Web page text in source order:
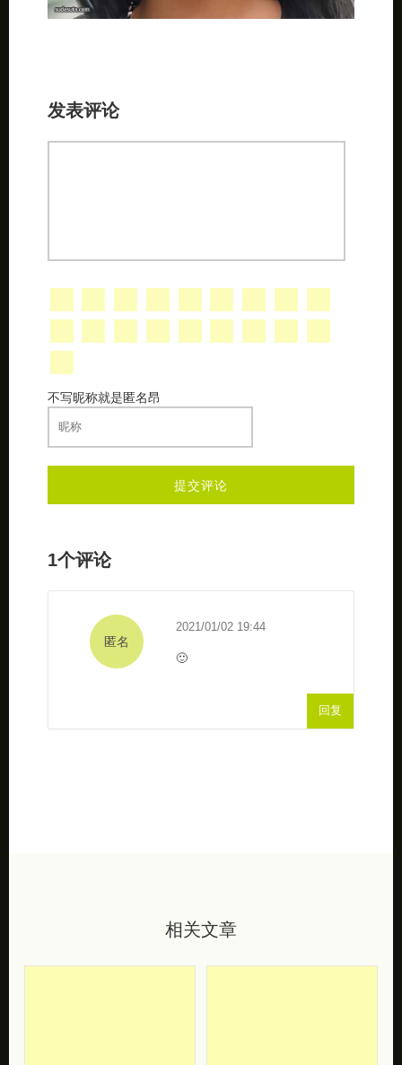
发表评论
不写昵称就是匿名昂
1个评论
匿名
2021/01/02 19:44
🙂
回复
相关文章